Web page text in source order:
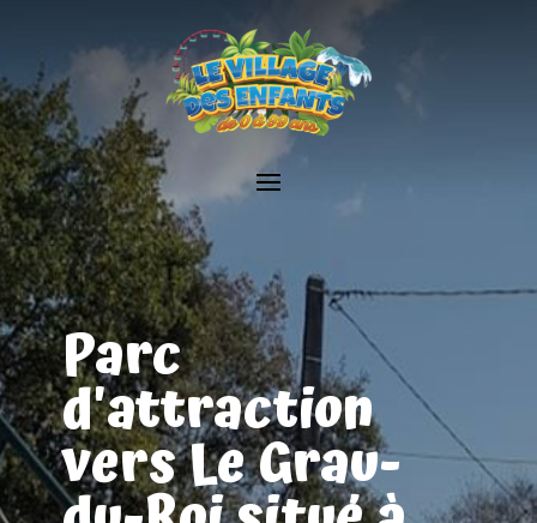
Parc
d'attraction
vers Le Grau-